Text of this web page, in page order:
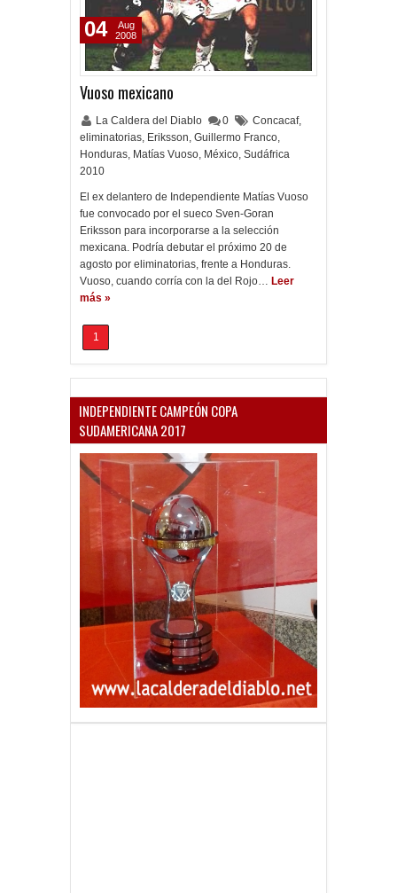
Vuoso mexicano
La Caldera del Diablo 0 Concacaf,
eliminatorias, Eriksson, Guillermo Franco,
Honduras, Matías Vuoso, México, Sudáfrica
2010
El ex delantero de Independiente Matías Vuoso
fue convocado por el sueco Sven-Goran
Eriksson para incorporarse a la selección
mexicana. Podría debutar el próximo 20 de
agosto por eliminatorias, frente a Honduras.
Vuoso, cuando corría con la del Rojo… Leer
más »
04
Aug
2008
1
INDEPENDIENTE CAMPEÓN COPA
SUDAMERICANA 2017